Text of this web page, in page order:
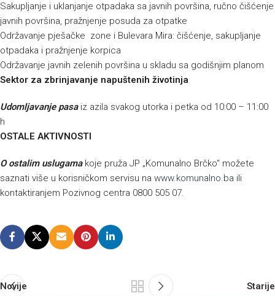
Sakupljanje i uklanjanje otpadaka sa javnih površina, ručno čišćenje
javnih površina, pražnjenje posuda za otpatke
Održavanje pješačke zone i Bulevara Mira: čišćenje, sakupljanje
otpadaka i pražnjenje korpica
Održavanje javnih zelenih površina u skladu sa godišnjim planom
Sektor za zbrinjavanje napuštenih životinja
Udomljavanje pasaiz azila svakog utorka i petka od 10:00 – 11:00
h
OSTALE AKTIVNOSTI
O ostalim uslugamakoje pruža JP „Komunalno Brčko“ možete
saznati više u korisničkom servisu na www.komunalno.ba ili
kontaktiranjem Pozivnog centra 0800 505 07.
Novije Starije